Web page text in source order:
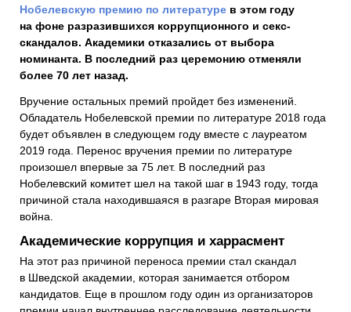
Нобелевскую премию по литературе в этом году
на фоне разразившихся коррупционного и секс-
скандалов. Академики отказались от выбора
номинанта. В последний раз церемонию отменяли
более 70 лет назад.
Вручение остальных премий пройдет без изменений.
Обладатель Нобелевской премии по литературе 2018 года
будет объявлен в следующем году вместе с лауреатом
2019 года. Перенос вручения премии по литературе
произошел впервые за 75 лет. В последний раз
Нобелевский комитет шел на такой шаг в 1943 году, тогда
причиной стала находившаяся в разгаре Вторая мировая
война.
Академические коррупция и харрасмент
На этот раз причиной переноса премии стал скандал
в Шведской академии, которая занимается отбором
кандидатов. Еще в прошлом году один из организаторов